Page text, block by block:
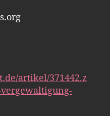
artikel/371442.z